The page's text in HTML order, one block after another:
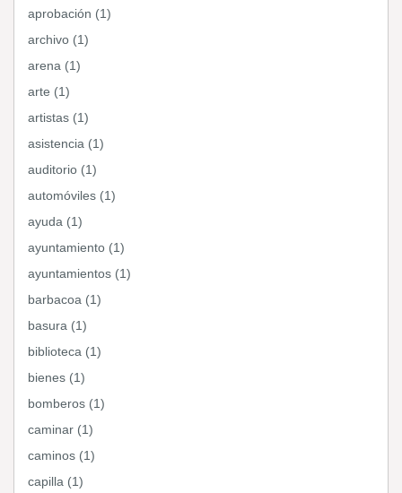
aprobación (1)
archivo (1)
arena (1)
arte (1)
artistas (1)
asistencia (1)
auditorio (1)
automóviles (1)
ayuda (1)
ayuntamiento (1)
ayuntamientos (1)
barbacoa (1)
basura (1)
biblioteca (1)
bienes (1)
bomberos (1)
caminar (1)
caminos (1)
capilla (1)